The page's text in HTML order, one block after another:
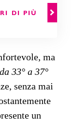
DI PIÙ
ma
33° a 37°
senza mai
un